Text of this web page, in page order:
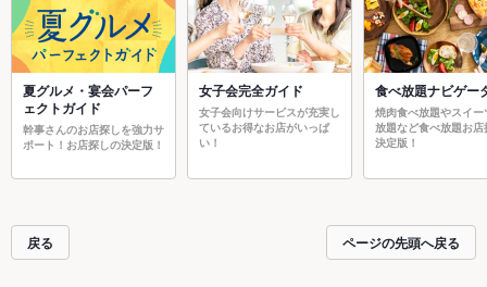
夏グルメ・宴会パーフ
ェクトガイド
幹事さんのお店探しを強力サ
ポート！お店探しの決定版！
女子会完全ガイド
女子会向けサービスが充実し
ているお得なお店がいっぱ
い！
食べ放題ナビゲー
焼肉食べ放題やスイー
放題など食べ放題お店
決定版！
戻る ページの先頭へ戻る